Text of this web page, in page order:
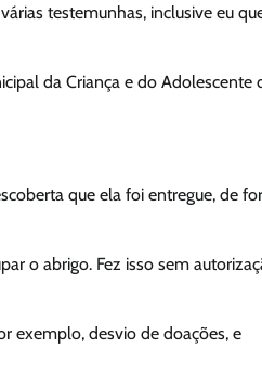
testemunhas, inclusive eu
da Criança e do Adolescente
que ela foi entregue, de
o abrigo. Fez isso sem
exemplo, desvio de doações, e